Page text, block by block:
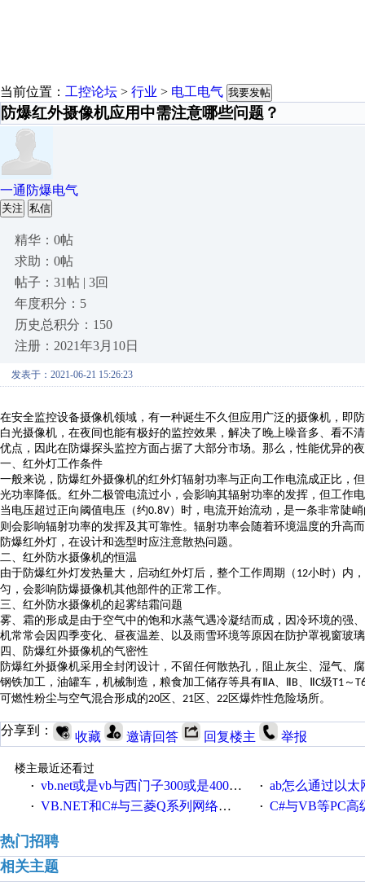
当前位置： 工控论坛 > 行业 > 电工电气 我要发帖
防爆红外摄像机应用中需注意哪些问题？
一通防爆电气
关注 私信
精华：0帖
求助：0帖
帖子：31帖 | 3回
年度积分：5
历史总积分：150
注册：2021年3月10日
发表于：2021-06-21 15:26:23
在安全监控设备摄像机领域，有一种诞生不久但应用广泛的摄像机，即
白光摄像机，在夜间也能有极好的监控效果，解决了晚上噪音多、看不
优点，因此在防爆探头监控方面占据了大部分市场。那么，性能优异的
一、红外灯工作条件
一般来说，防爆红外摄像机的红外灯辐射功率与正向工作电流成正比，
光功率降低。红外二极管电流过小，会影响其辐射功率的发挥，但工作
当电压超过正向阈值电压（约0.8V）时，电流开始流动，是一条非常陡
则会影响辐射功率的发挥及其可靠性。辐射功率会随着环境温度的升高
防爆红外灯，在设计和选型时应注意散热问题。
二、红外防水摄像机的恒温
由于防爆红外灯发热量大，启动红外灯后，整个工作周期（ 12小时）内
匀，会影响防爆摄像机其他部件的正常工作。
三、红外防水摄像机的起雾结霜问题
雾、霜的形成是由于空气中的饱和水蒸气遇冷凝结而成，因冷环境的强
机常常会因四季变化、昼夜温差、以及雨雪环境等原因在防护罩视窗玻
四、防爆红外摄像机的气密性
防爆红外摄像机采用全封闭设计，不留任何散热孔，阻止灰尘、湿气、
钢铁加工，油罐车，机械制造，粮食加工储存等具有 A、Ⅱ B、Ⅱ C级T1 ～
可燃性粉尘与空气混合形成的20 区、 21 区、 22 区爆炸性危险场所。
分享到： 收藏 邀请回答 回复楼主 举报
楼主最近还看过
· vb.net或是vb与西门子300或是400plc通信怎么想编写呀！ · ab怎么通过以太网
· VB.NET和C#与三菱Q系列网络通讯的源代码 · C#与VB等PC高级语言与
热门招聘
相关主题